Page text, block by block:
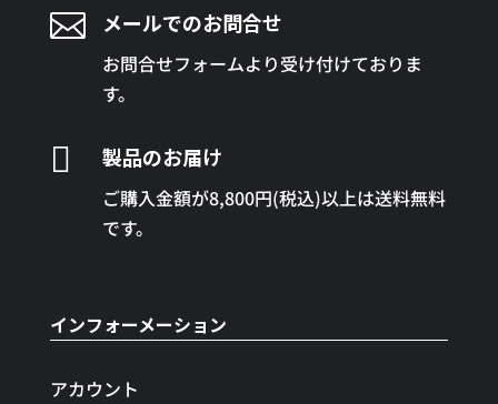
 メールでのお問合せ
お問合せフォームより受け付けておりま
す。
 製品のお届け
ご購入金額が8,800円(税込)以上は送料無料
です。
インフォーメーション
アカウント